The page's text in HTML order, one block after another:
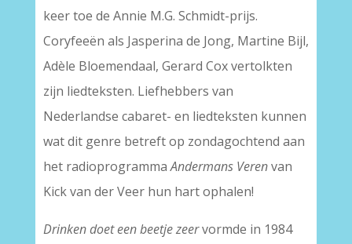
keer toe de Annie M.G. Schmidt-prijs.
Coryfeeën als Jasperina de Jong, Martine Bijl,
Adèle Bloemendaal, Gerard Cox vertolkten
zijn liedteksten. Liefhebbers van
Nederlandse cabaret- en liedteksten kunnen
wat dit genre betreft op zondagochtend aan
het radioprogrammaAndermans Verenvan
Kick van der Veer hun hart ophalen!
Drinken doet een beetje zeervormde in 1984